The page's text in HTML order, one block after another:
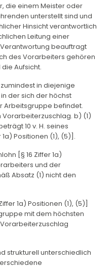
die einem Meister oder
unterstellt sind und
Hinsicht verantwortlich
Leitung einer
beauftragt
des Vorarbeiters gehören
Aufsicht.
in diejenige
der sich der höchst
Arbeitsgruppe befindet.
b) (1)
10 v. H. seines
Positionen (1), (5)].
[§ 16 Ziffer 1a)
und der
Absatz (1) nicht den
1a) Positionen (1), (5)]
mit dem höchsten
strukturell unterschiedlich